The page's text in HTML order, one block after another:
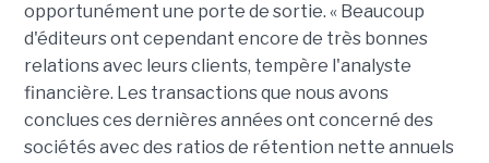
opportunément une porte de sortie. « Beaucoup
d'éditeurs ont cependant encore de très bonnes
relations avec leurs clients, tempère l'analyste
financière. Les transactions que nous avons
conclues ces dernières années ont concerné des
sociétés avec des ratios de rétention nette annuels